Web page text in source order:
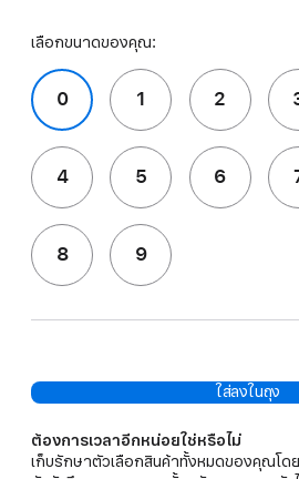
เลือกขนาดของคุณ:
0 1 2
4 5 6
8 9
ใส่ลงในถุง
ต้องการเวลาอีกหน่อยใช่หรือไม่
เก็บรักษาตัวเลือกสินค้าทั้งหมดของคุณโ